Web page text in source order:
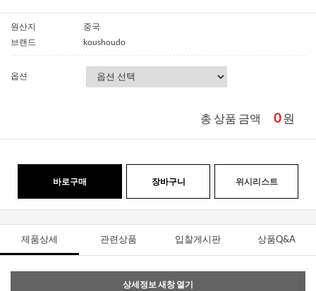
원산지
중국
브랜드
koushoudo
옵션
총 상품 금액 0원
바로구매 장바구니 위시리스트
제품상세 관련상품 입찰게시판 상품Q&A
상세정보 새창 열기